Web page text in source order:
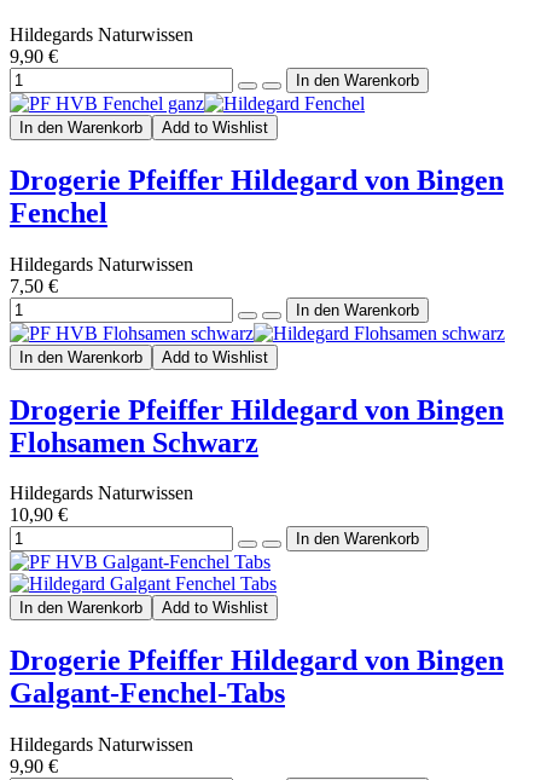
Hildegards Naturwissen
9,90 €
In den Warenkorb Add to Wishlist
Drogerie Pfeiffer Hildegard von Bingen
Fenchel
Hildegards Naturwissen
7,50 €
In den Warenkorb Add to Wishlist
Drogerie Pfeiffer Hildegard von Bingen
Flohsamen Schwarz
Hildegards Naturwissen
10,90 €
In den Warenkorb Add to Wishlist
Drogerie Pfeiffer Hildegard von Bingen
Galgant-Fenchel-Tabs
Hildegards Naturwissen
9,90 €